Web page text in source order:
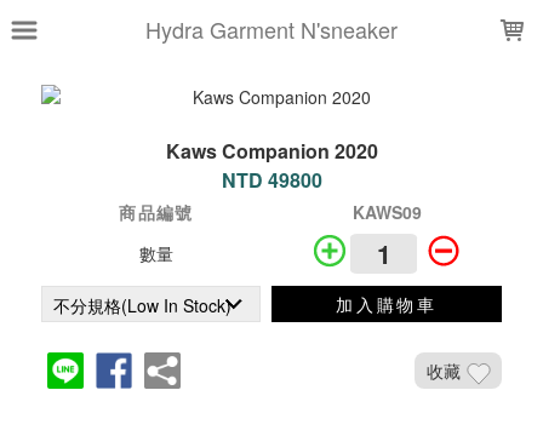
Hydra Garment N'sneaker
Kaws Companion 2020
NTD 49800
商品編號
KAWS09
數量
加入購物車
收藏